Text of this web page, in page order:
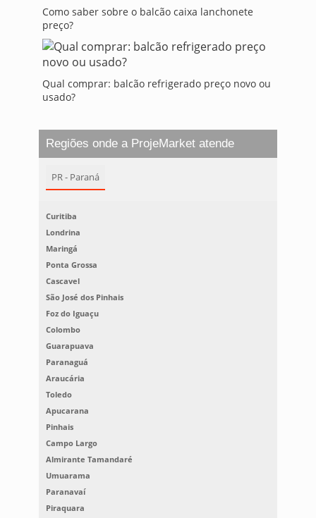
Como saber sobre o balcão caixa lanchonete
preço?
Qual comprar: balcão refrigerado preço novo ou
usado?
Regiões onde a ProjeMarket atende
PR - Paraná
Curitiba
Londrina
Maringá
Ponta Grossa
Cascavel
São José dos Pinhais
Foz do Iguaçu
Colombo
Guarapuava
Paranaguá
Araucária
Toledo
Apucarana
Pinhais
Campo Largo
Almirante Tamandaré
Umuarama
Paranavaí
Piraquara